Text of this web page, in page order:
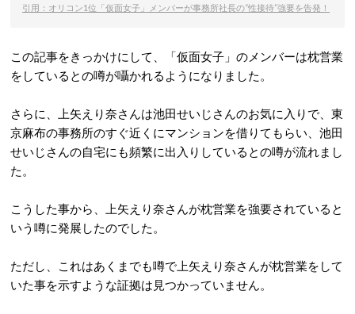
引用：オリコン1位「仮面女子」メンバーが事務所社長の“性接待”強要を告発！
この記事をきっかけにして、「仮面女子」のメンバーは枕営業
をしているとの噂が囁かれるようになりました。
さらに、上矢えり奈さんは池田せいじさんのお気に入りで、東
京麻布の事務所のすぐ近くにマンションを借りてもらい、池田
せいじさんの自宅にも頻繁に出入りしているとの噂が流れまし
た。
こうした事から、上矢えり奈さんが枕営業を強要されていると
いう噂に発展したのでした。
ただし、これはあくまでも噂で上矢えり奈さんが枕営業をして
いた事を示すような証拠は見つかっていません。